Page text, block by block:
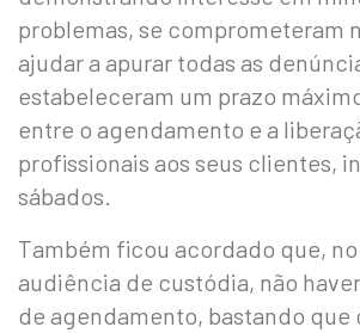
problemas, se comprometeram
ajudar a apurar todas as
estabeleceram um prazo
entre o agendamento e a
profissionais aos seus clientes,
sábados.
Também ficou acordado que,
audiência de custódia, não
de agendamento, bastando que